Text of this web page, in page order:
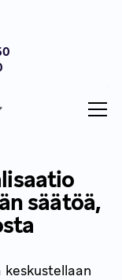
säätöä,